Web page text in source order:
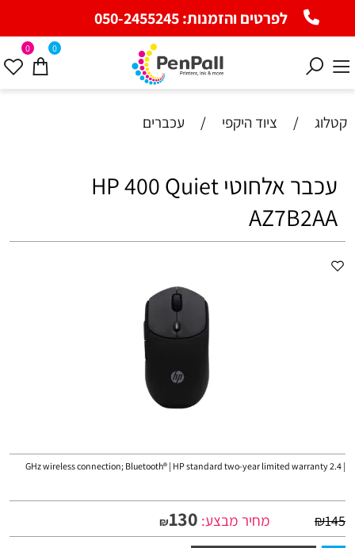
לפרטים והזמנות:050-2455245
0 0
קטלוג / ציוד היקפי / עכברים
עכבר אלחוטי HP 400 Quiet
AZ7B2AA
| 2.4 GHz wireless connection; Bluetooth® | HP standard two-year limited warranty
₪145 מחיר מבצע: ₪130